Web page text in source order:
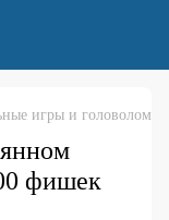
игры и головоломки
фишек